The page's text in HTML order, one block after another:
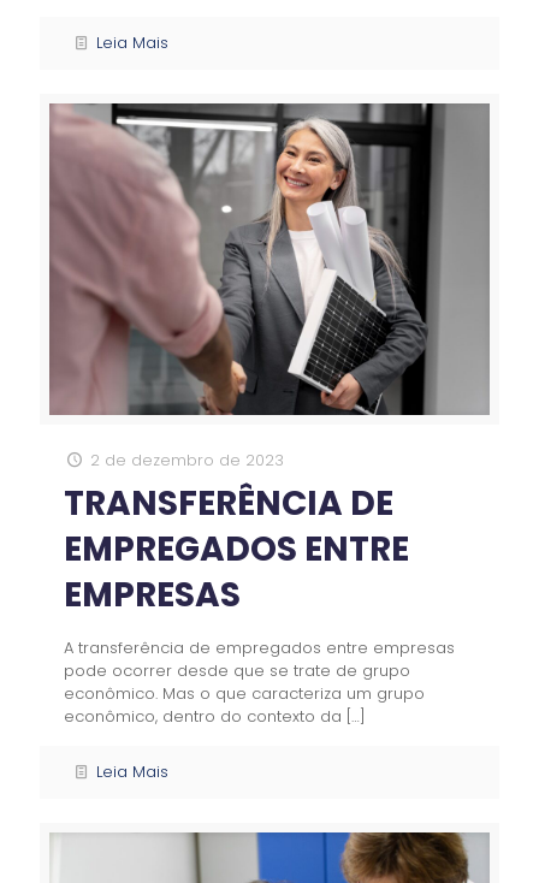
Leia Mais
2 de dezembro de 2023
TRANSFERÊNCIA DE
EMPREGADOS ENTRE
EMPRESAS
A transferência de empregados entre empresas
pode ocorrer desde que se trate de grupo
econômico. Mas o que caracteriza um grupo
econômico, dentro do contexto da […]
Leia Mais